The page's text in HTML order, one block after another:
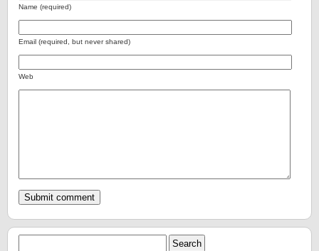
Name (required)
Email (required, but never shared)
Web